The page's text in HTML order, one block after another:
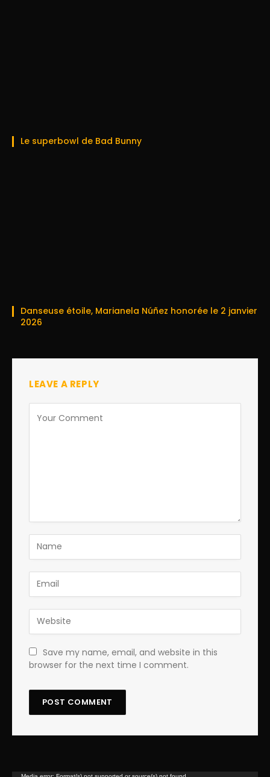
Le superbowl de Bad Bunny
Danseuse étoile, Marianela Núñez honorée le 2 janvier
2026
LEAVE A REPLY
Save my name, email, and website in this
browser for the next time I comment.